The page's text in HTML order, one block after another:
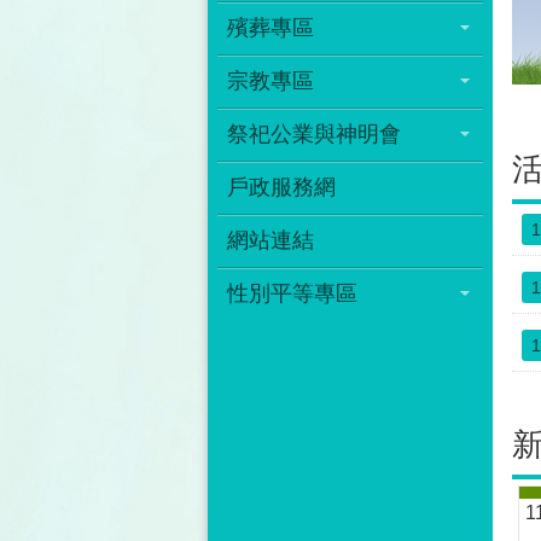
殯葬專區
宗教專區
祭祀公業與神明會
戶政服務網
網站連結
性別平等專區